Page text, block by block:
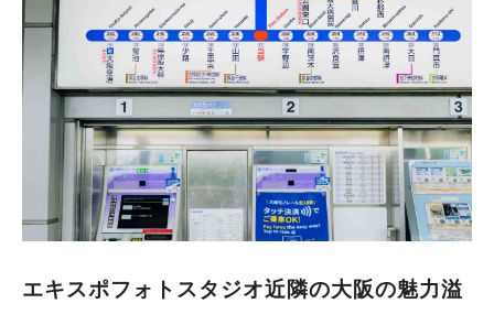
エキスポフォトスタジオ近隣の大阪の魅力溢